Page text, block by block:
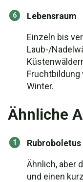
Lebensraum
Einzeln bis
Laub-/
Winter.
Ähnliche
Ähnlich, aber
und einen